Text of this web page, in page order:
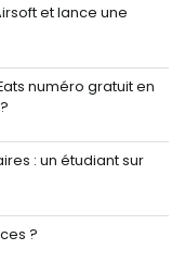
et lance une
numéro gratuit en
: un étudiant sur
?